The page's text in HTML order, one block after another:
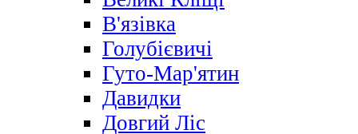
В'язівка
Голубієвичі
Гуто-Мар'ятин
Давидки
Довгий Ліс